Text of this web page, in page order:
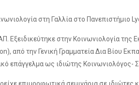
στη Γαλλία στο Πανεπιστήμιο
Εξειδικεύτηκε στην Κοινωνιολογία
από την Γενική Γραμματεία Δια Βίου
επάγγελμα ως ιδιώτης Κοινωνιολόγος-